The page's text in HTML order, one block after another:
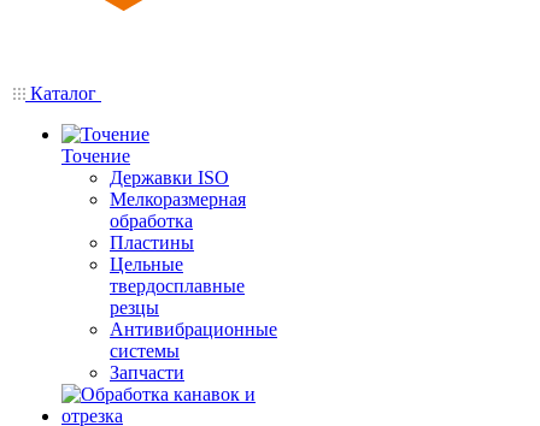
Каталог
Точение
Державки ISO
Мелкоразмерная
обработка
Пластины
Цельные
твердосплавные
резцы
Антивибрационные
системы
Запчасти